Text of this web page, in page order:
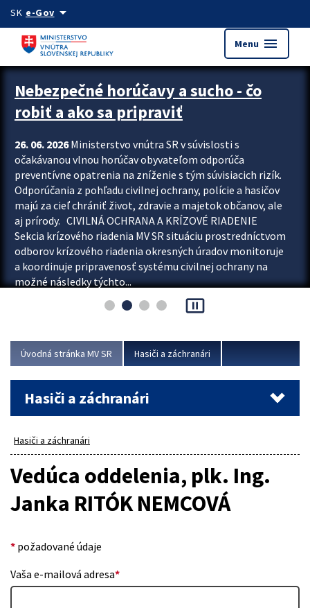
Preskocit na hlavný obsah
SK e-Govarrow_drop_down
Menu menu
Zastavit automatický posun upútavok
Nebezpečné horúčavy a sucho - čo
robiť a ako sa pripraviť
26. 06. 2026Ministerstvo vnútra SR v súvislosti s
očakávanou vlnou horúčav obyvateľom odporúča
preventívne opatrenia na zníženie s tým súvisiacich rizík.
Odporúčania z pohľadu civilnej ochrany, polície a hasičov
majú za cieľ chrániť život, zdravie a majetok občanov, ale
aj prírody. CIVILNÁ OCHRANA A KRÍZOVÉ RIADENIE
Sekcia krízového riadenia MV SR situáciu prostredníctvom
odborov krízového riadenia okresných úradov monitoruje
a koordinuje pripravenosť systému civilnej ochrany na
možné následky týchto...
pause_presentation
Úvodná stránka MV SR Hasiči a záchranári
Hasiči a záchranári
Hasiči a záchranári
Vedúca oddelenia, plk. Ing.
Janka RITÓK NEMCOVÁ
* požadované údaje
Vaša e-mailová adresa*